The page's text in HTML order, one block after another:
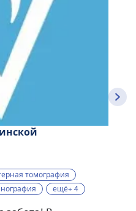
томография
ещё+ 4